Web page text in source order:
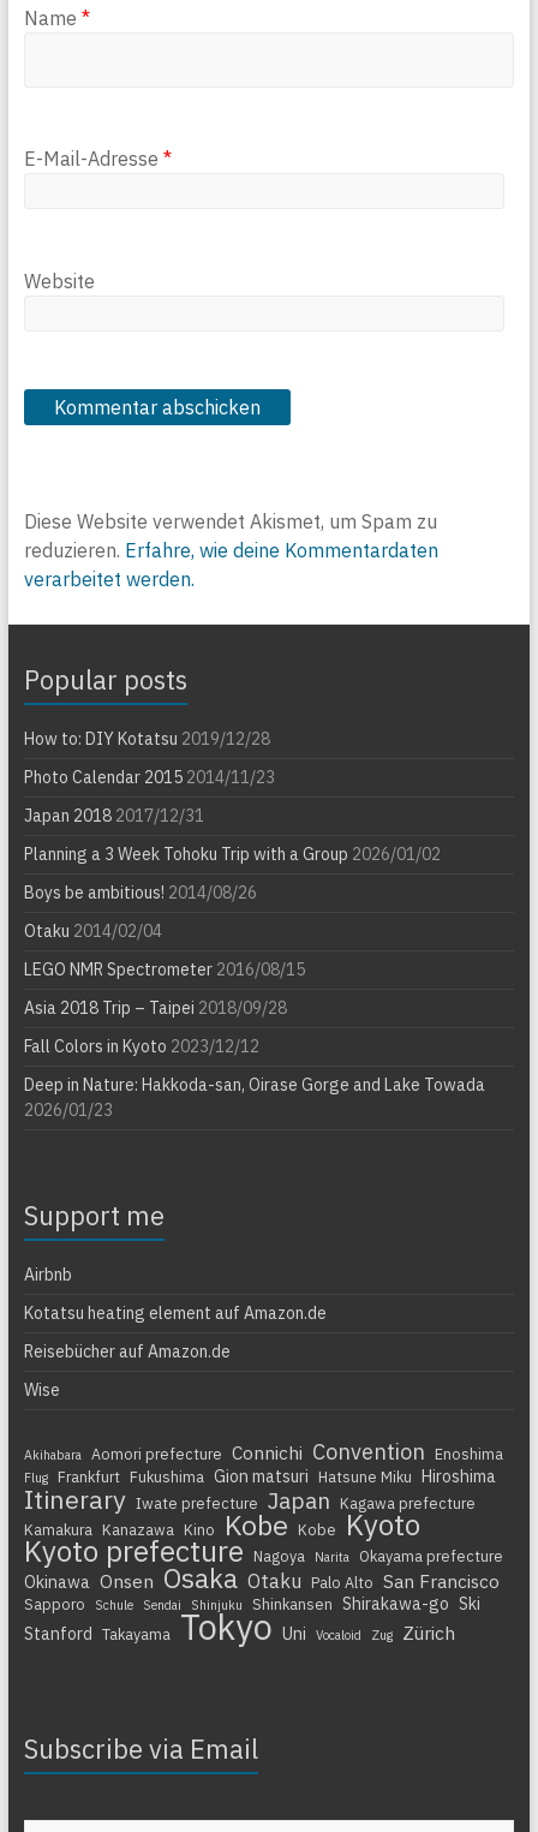
Name *
E-Mail-Adresse *
Website
Diese Website verwendet Akismet, um Spam zu
reduzieren. Erfahre, wie deine Kommentardaten
verarbeitet werden.
Popular posts
How to: DIY Kotatsu 2019/12/28
Photo Calendar 20152014/11/23
Japan 20182017/12/31
Planning a 3 Week Tohoku Trip with a Group 2026/01/02
Boys be ambitious! 2014/08/26
Otaku 2014/02/04
LEGO NMR Spectrometer2016/08/15
Asia 2018 Trip – Taipei 2018/09/28
Fall Colors in Kyoto 2023/12/12
Deep in Nature: Hakkoda-san, Oirase Gorge and Lake Towada
2026/01/23
Support me
Airbnb
Kotatsu heating element auf Amazon.de
Reisebücher auf Amazon.de
Wise
Akihabara Aomori prefecture Connichi Convention Enoshima
Flug Frankfurt Fukushima Gion matsuri Hatsune Miku Hiroshima
Itinerary Iwate prefecture Japan
Kagawa prefecture
Kamakura
Kanazawa Kino Kobe Kobe Kyoto
Kyoto prefecture Nagoya Narita Okayama prefecture
Okinawa Onsen Osaka Otaku Palo Alto San Francisco
Sapporo Schule Sendai Shinjuku Shinkansen Shirakawa-go Ski
Stanford Takayama Tokyo Uni Vocaloid Zug Zürich
Subscribe via Email
Gib deine E-Mail-Adresse ein ...